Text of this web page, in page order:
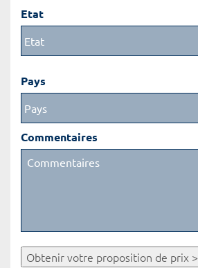
Etat
Pays
Commentaires
Obtenir votre proposition de prix >